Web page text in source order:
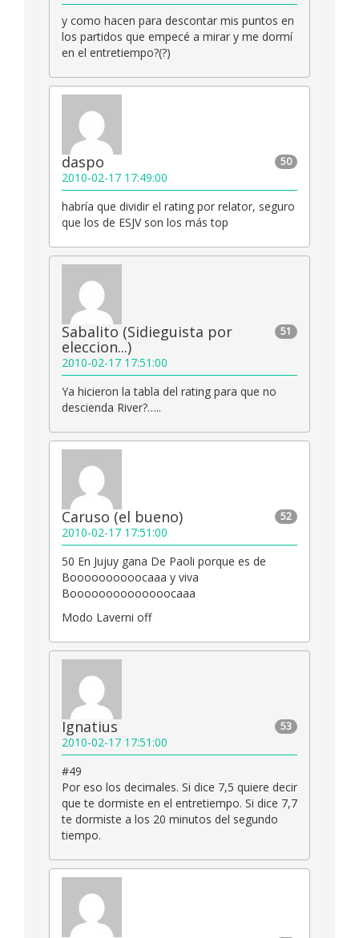
y como hacen para descontar mis puntos en
los partidos que empecé a mirar y me dormí
en el entretiempo?(?)
50
daspo
2010-02-17 17:49:00
habría que dividir el rating por relator, seguro
que los de ESJV son los más top
51
Sabalito (Sidieguista por
eleccion...)
2010-02-17 17:51:00
Ya hicieron la tabla del rating para que no
descienda River?…..
52
Caruso (el bueno)
2010-02-17 17:51:00
50 En Jujuy gana De Paoli porque es de
Boooooooooocaaa y viva
Boooooooooooooocaaa
Modo Laverni off
53
Ignatius
2010-02-17 17:51:00
#49
Por eso los decimales. Si dice 7,5 quiere decir
que te dormiste en el entretiempo. Si dice 7,7
te dormiste a los 20 minutos del segundo
tiempo.